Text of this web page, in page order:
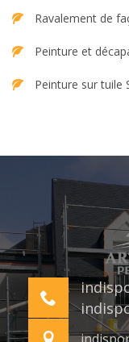
Ravalement de
Peinture et
Peinture sur tuile